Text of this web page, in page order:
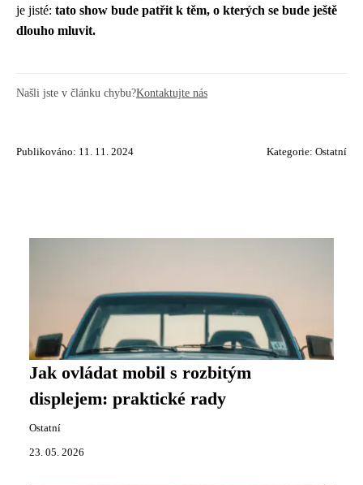
je jisté: tato show bude patřit k těm, o kterých se bude ještě
dlouho mluvit.
Našli jste v článku chybu?Kontaktujte nás
Publikováno: 11. 11. 2024 Kategorie: Ostatní
Jak ovládat mobil s rozbitým
displejem: praktické rady
Ostatní
23. 05. 2026